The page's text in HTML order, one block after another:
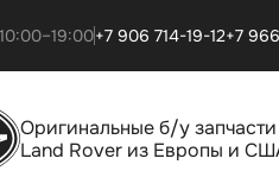
+7 906 714-19-12+7
Оригинальные б/у запчасти
Land Rover из Европы и